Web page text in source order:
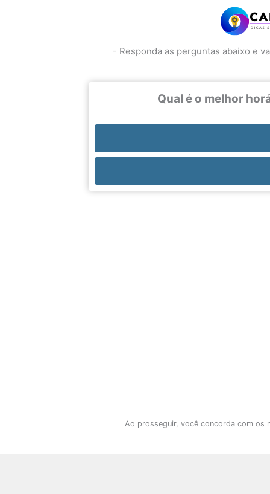
- Responda as perguntas abaixo e
Qual é o melhor
Ao prosseguir, você concorda com